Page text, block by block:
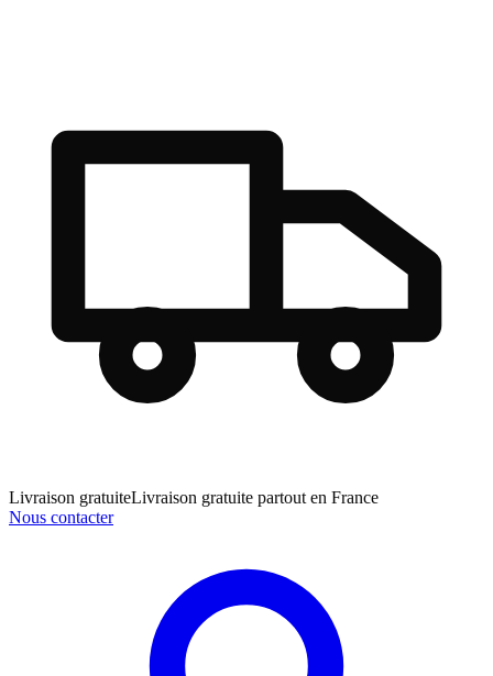
Livraison gratuiteLivraison gratuite partout en France
Nous contacter